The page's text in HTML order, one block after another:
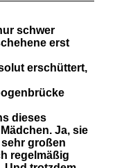
schwer
erst
erschüttert,
dieses
Ja, sie
großen
regelmäßig